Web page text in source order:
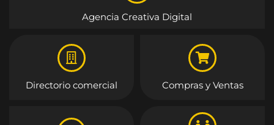
Agencia Creativa Digital
Directorio comercial Compras y Ventas